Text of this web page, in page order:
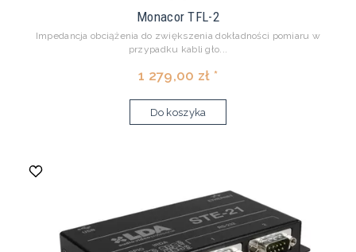
Monacor TFL-2
Impedancja obciążenia do zwiększenia dokładności pomiaru w
przypadku kabli gło...
1 279,00 zł *
Do koszyka